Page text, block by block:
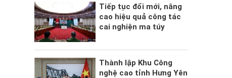
Tiếp tục đổi mới, nâng
cao hiệu quả công tác
cai nghiện ma túy
Thành lập Khu Công
nghệ cao tỉnh Hưng Yên